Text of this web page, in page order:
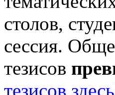
столов,
сессия.
тезисов
тезисов здесь